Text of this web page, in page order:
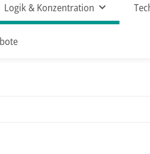
Logik & Konzentration